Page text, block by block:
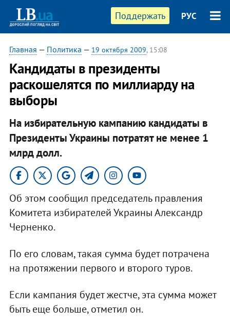
Поддержать РУС
Главная — Политика — 19 октября 2009, 15:08
Кандидаты в президенты
раскошелятся по миллиарду на
выборы
На избирательную кампанию кандидаты в
Президенты Украины потратят не менее 1
млрд долл.
Об этом сообщил председатель правления
Комитета избирателей Украины Александр
Черненко.
По его словам, такая сумма будет потрачена
на протяжении первого и второго туров.
Если кампания будет жестче, эта сумма может
быть еще больше, отметил он.